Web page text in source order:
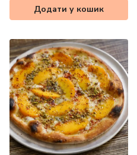
Додати у кошик